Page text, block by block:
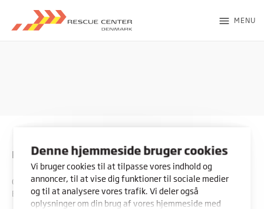
Denne hjemmeside bruger cookies
Vi bruger cookies til at tilpasse vores indhold og
annoncer, til at vise dig funktioner til sociale medier
og til at analysere vores trafik. Vi deler også
oplysninger om din brug af vores hjemmeside med
menu MENU
Rybners - Rescue Center
CVR: 45357716
EAN: 5798000553842